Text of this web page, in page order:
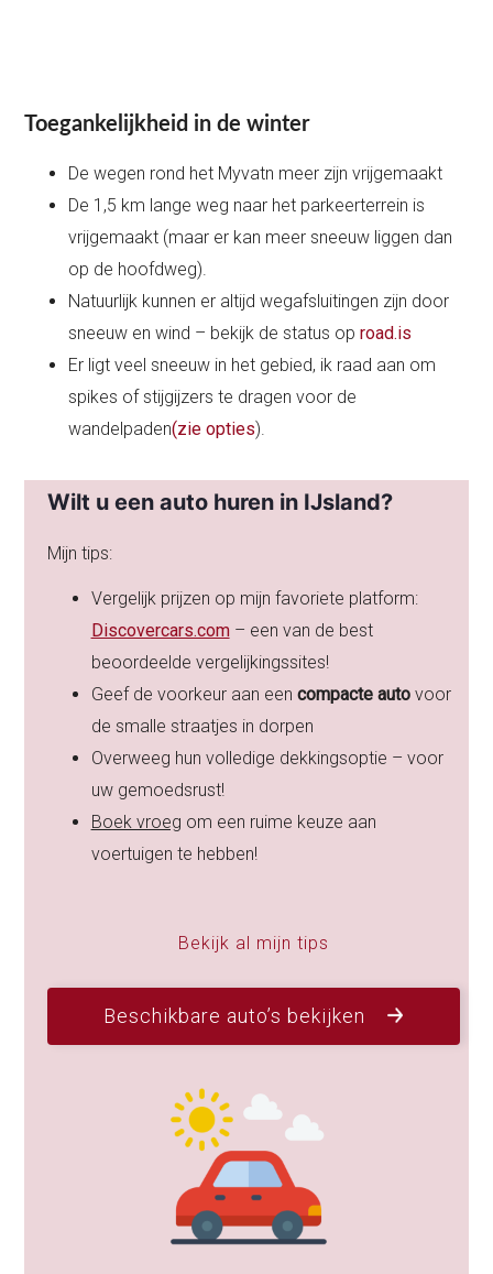
Toegankelijkheid in de winter
De wegen rond het Myvatn meer zijn vrijgemaakt
De 1,5 km lange weg naar het parkeerterrein is
vrijgemaakt (maar er kan meer sneeuw liggen dan
op de hoofdweg).
Natuurlijk kunnen er altijd wegafsluitingen zijn door
sneeuw en wind – bekijk de status oproad.is
Er ligt veel sneeuw in het gebied, ik raad aan om
spikes of stijgijzers te dragen voor de
wandelpaden(zie opties).
Wilt u een auto huren in IJsland?
Mijn tips:
Vergelijk prijzen op mijn favoriete platform:
Discovercars.com – een van de best
beoordeelde vergelijkingssites!
Geef de voorkeur aan een compacte autovoor
de smalle straatjes in dorpen
Overweeg hun volledige dekkingsoptie – voor
uw gemoedsrust!
Boek vroeg om een ruime keuze aan
voertuigen te hebben!
Bekijk al mijn tips
Beschikbare auto’s bekijken